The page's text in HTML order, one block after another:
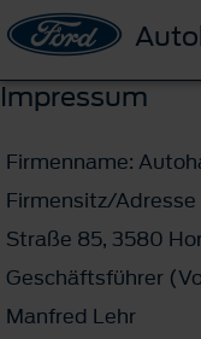
Impressum
Firmenname:
Firmensitz/
Straße 85, 3580
Geschäftsführer
Manfred Lehr